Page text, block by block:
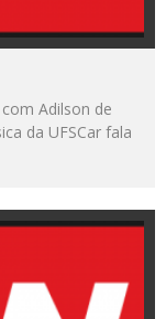
com Adilson de
da UFSCar fala